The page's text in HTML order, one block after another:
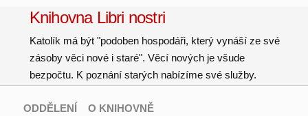
Knihovna Libri nostri
Katolík má být "podoben hospodáři, který vynáší ze své
zásoby věci nové i staré". Věcí nových je všude
bezpočtu. K poznání starých nabízíme své služby.
ODDĚLENÍ O KNIHOVNĚ